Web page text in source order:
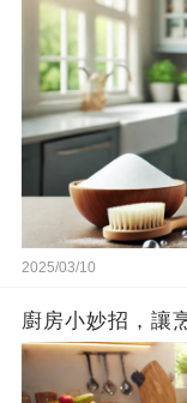
2025/03/10
廚房小妙招，讓